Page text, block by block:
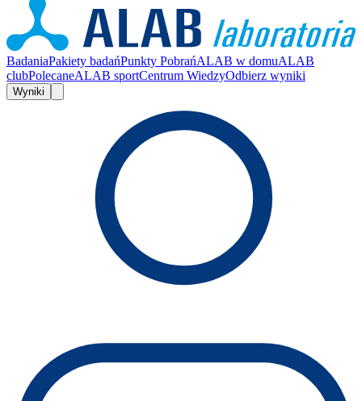
BadaniaPakiety badańPunkty PobrańALAB w domuALAB
clubPolecaneALAB sportCentrum WiedzyOdbierz wyniki
Wyniki